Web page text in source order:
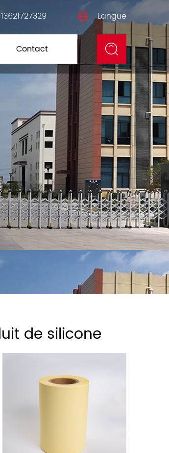
Langue
Contact
de silicone